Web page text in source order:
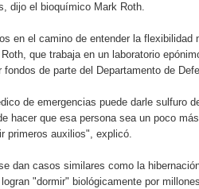
Designan a Angelina Biviana
Humano Seguros inaugura
Banreservas destina
Sexappeal celebra 25 años de
conmemorativos
dijo el bioquímico Mark Roth.
en el camino de entender la flexibilidad
que trabaja en un laboratorio
fondos de parte del Departamento de
de emergencias puede darle sulfuro
hacer que esa persona sea un poco
primeros auxilios", explicó.
dan casos similares como la
"dormir" biológicamente por